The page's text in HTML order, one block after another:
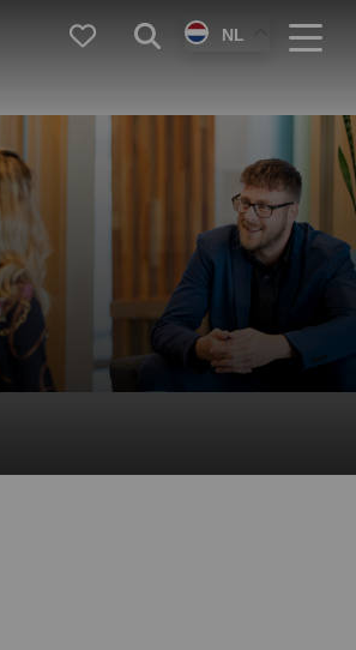
FavorietenZoekenNL